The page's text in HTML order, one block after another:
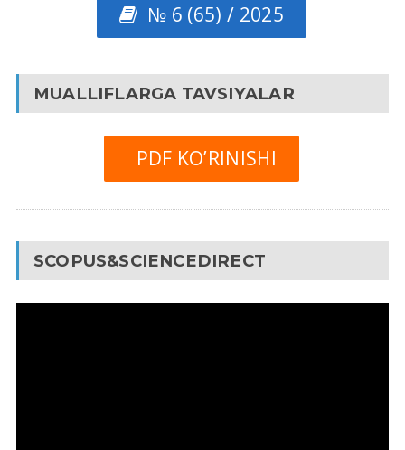
№ 6 (65) / 2025
MUALLIFLARGA TAVSIYALAR
PDF KO’RINISHI
SCOPUS&SCIENCEDIRECT